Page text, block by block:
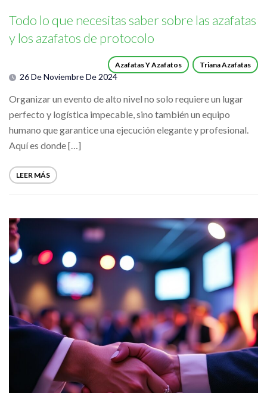
Todo lo que necesitas saber sobre las azafatas
y los azafatos de protocolo
Azafatas Y Azafatos Triana Azafatas
26 De Noviembre De 2024
Organizar un evento de alto nivel no solo requiere un lugar
perfecto y logística impecable, sino también un equipo
humano que garantice una ejecución elegante y profesional.
Aquí es donde […]
LEER MÁS